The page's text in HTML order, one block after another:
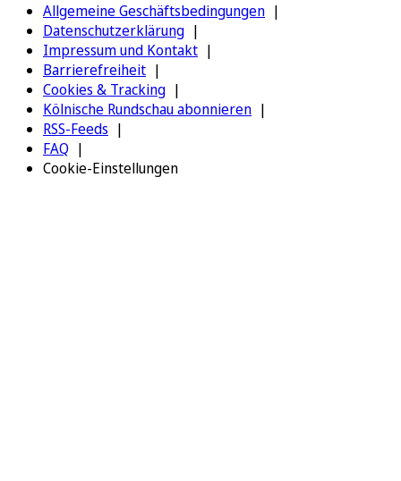
Allgemeine Geschäftsbedingungen
Datenschutzerklärung
Impressum und Kontakt
Barrierefreiheit
Cookies & Tracking
Kölnische Rundschau abonnieren
RSS-Feeds
FAQ
Cookie-Einstellungen